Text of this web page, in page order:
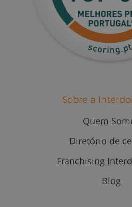
Sobre a
Quem
Diretório de
Franchising
Blog